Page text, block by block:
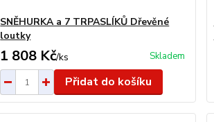
SNĚHURKA a 7 TRPASLÍKŮ Dřevěné
loutky
1 808 Kč/ks Skladem
Přidat do košíku